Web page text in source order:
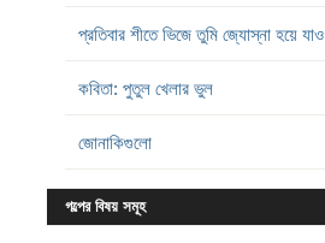
প্রতিবার শীতে ভিজে তুমি জ্যোস্না হয়ে যাও
কবিতা: পুতুল খেলার ভুল
জোনাকিগুলো
গল্পের বিষয় সমূহ